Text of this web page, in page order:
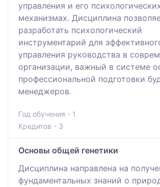
управления и его
механизмах. Дисциплина
разработать психологический
инструментарий для
управления руководства в
организации, важный в системе
профессиональной подготовки
менеджеров.
Год обучения - 1
Кредитов - 3
Основы общей генетики
Дисциплина направлена на
фундаментальных знаний о